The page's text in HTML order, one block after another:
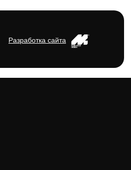
Разработка сайта